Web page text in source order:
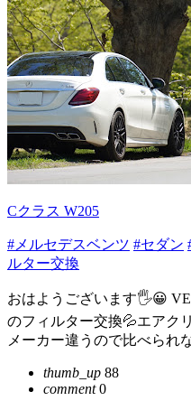
Cクラス W205
#メルセデスベンツ #セダン
ルター交換
おはようございます🖐😀
のフィルター交換💦エアク
メーカー違うので比べられ
thumb_up 88
comment0